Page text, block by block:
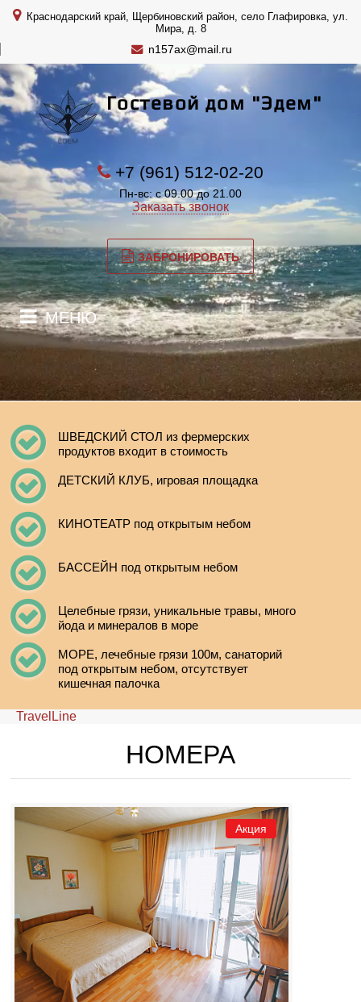
Краснодарский край, Щербиновский район, село Глафировка, ул.
Мира, д. 8
n157ax@mail.ru
Гостевой дом "Эдем"
+7 (961) 512-02-20
Пн-вс: с 09.00 до 21.00
Заказать звонок
ЗАБРОНИРОВАТЬ
МЕНЮ
ШВЕДСКИЙ СТОЛ из фермерских
продуктов входит в стоимость
ДЕТСКИЙ КЛУБ, игровая площадка
КИНОТЕАТР под открытым небом
БАССЕЙН под открытым небом
Целебные грязи, уникальные травы, много
йода и минералов в море
МОРЕ, лечебные грязи 100м, санаторий
под открытым небом, отсутствует
кишечная палочка
TravelLine
НОМЕРА
Акция